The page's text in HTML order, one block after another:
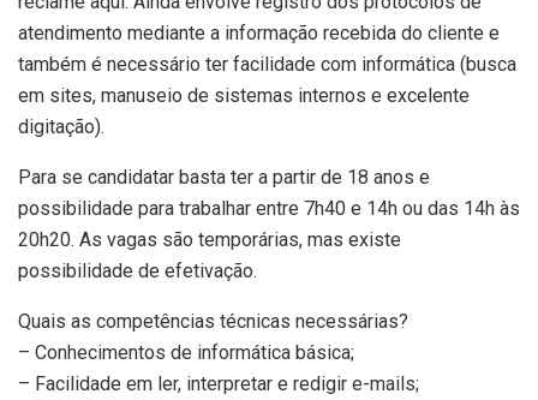
atendimento mediante a informação recebida do cliente e
também é necessário ter facilidade com informática (busca
em sites, manuseio de sistemas internos e excelente
digitação).
Para se candidatar basta ter a partir de 18 anos e
possibilidade para trabalhar entre 7h40 e 14h ou das 14h às
20h20. As vagas são temporárias, mas existe
possibilidade de efetivação.
Quais as competências técnicas necessárias?
– Conhecimentos de informática básica;
– Facilidade em ler, interpretar e redigir e-mails;